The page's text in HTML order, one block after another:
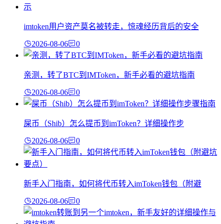
imtoken用户资产莫名被转走，惊魂经历背后的安全
2026-08-06 0
亲测，转了BTC到IMToken，新手必看的避坑指南
2026-08-06 0
屎币（Shib）怎么提币到imToken？详细操作步
2026-08-06 0
新手入门指南，如何将代币转入imToken钱包（附避
2026-08-06 0